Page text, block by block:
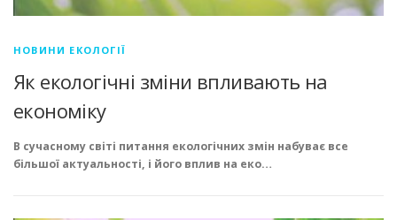
НОВИНИ ЕКОЛОГІЇ
Як екологічні зміни впливають на
економіку
В сучасному світі питання екологічних змін набуває все
більшої актуальності, і його вплив на еко…